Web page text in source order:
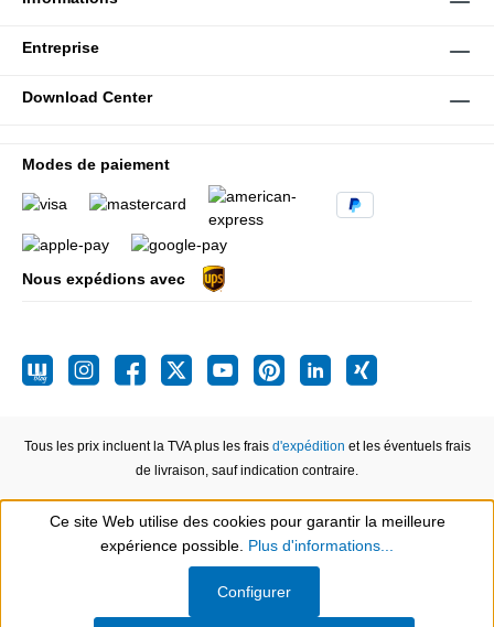
Entreprise
Download Center
Modes de paiement
Nous expédions avec
Tous les prix incluent la TVA plus les frais d'expédition et les éventuels frais
de livraison, sauf indication contraire.
Ce site Web utilise des cookies pour garantir la meilleure
expérience possible. Plus d'informations...
Configurer